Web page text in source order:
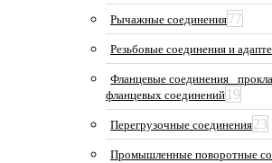
Рычажные соединения77
Резьбовые соединения и
Фланцевые соединения_
фланцевых соединений 19
Перегрузочные соединения23
Промышленные поворотные